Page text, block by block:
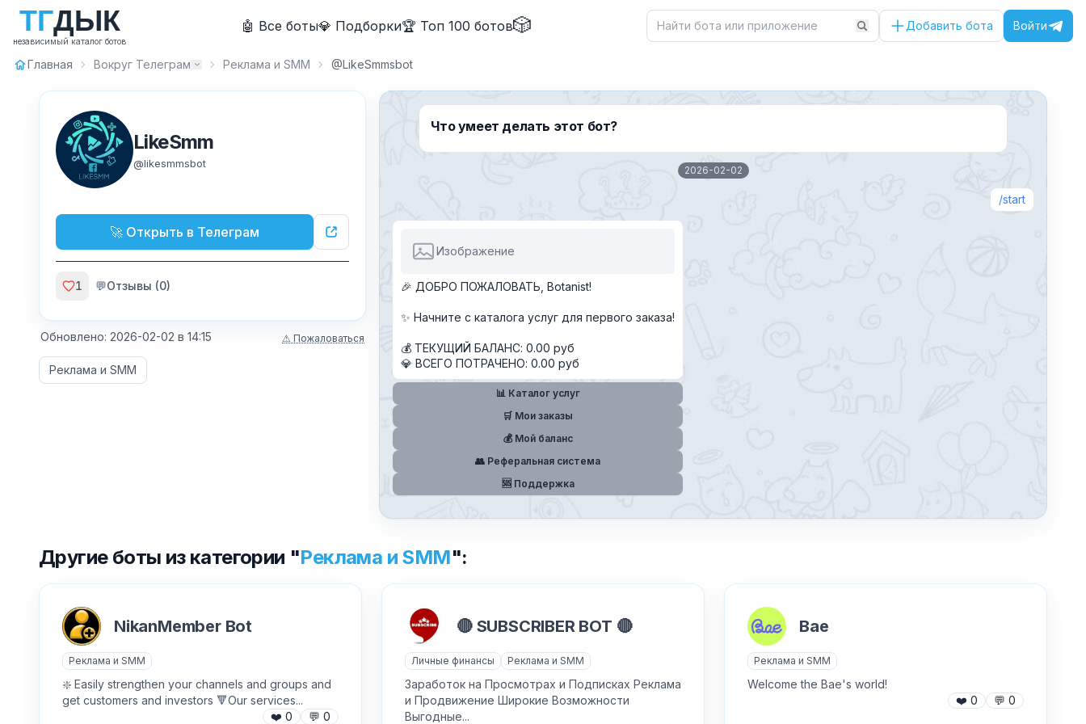
ТГДЫК
независимый каталог ботов
🤖 Все боты💎 Подборки🏆 Топ 100 ботов🎲 Добавить бота Войти
Как добавить бота?
Главная Вокруг Телеграм Реклама и SMM @LikeSmmsbot
LikeSmm
@likesmmsbot
🚀 Открыть в Телеграм
1 💬Отзывы (0)
Обновлено: 2026-02-02 в 14:15 ⚠ Пожаловаться
Текст обращения (необязательно)
Хочу получить ответ на email
Отправить
Реклама и SMM
Что умеет делать этот бот?
2026-02-02
start
Изображение
🎉 ДОБРО ПОЖАЛОВАТЬ, Botanist!
✨ Начните с каталога услуг для первого заказа!
💰 ТЕКУЩИЙ БАЛАНС: 0.00 руб
💎 ВСЕГО ПОТРАЧЕНО: 0.00 руб
📊 Каталог услуг
🛒 Мои заказы
💰 Мой баланс
👥 Реферальная система
🆘 Поддержка
Другие боты из категории "Реклама и SMM":
NikanMember Bot
Реклама и SMM
❇️ Easily strengthen your channels and groups and
get customers and investors 🔻Our services...
❤️ 0 💬 0
🔴 SUBSCRIBER BOT 🔴
Личные финансы Реклама и SMM
Заработок на Просмотрах и Подписках Реклама
и Продвижение Широкие Возможности
Выгодные...
Bae
Реклама и SMM
Welcome the Bae's world!
❤️ 0 💬 0